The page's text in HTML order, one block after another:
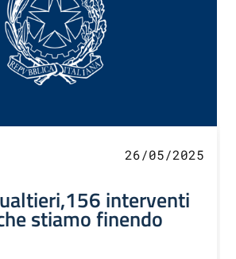
26/05/2025
interventi
stiamo finendo